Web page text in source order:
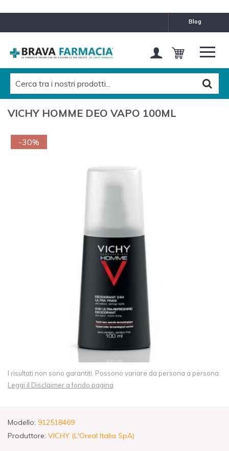
blog
VICHY HOMME DEO VAPO 100ML
-30%
I risultati non sono garantiti. Possono variare da persona a persona.
Leggi il Disclaimer a fondo pagina
Modello: 912518469
Produttore: VICHY (L'Oreal Italia SpA)